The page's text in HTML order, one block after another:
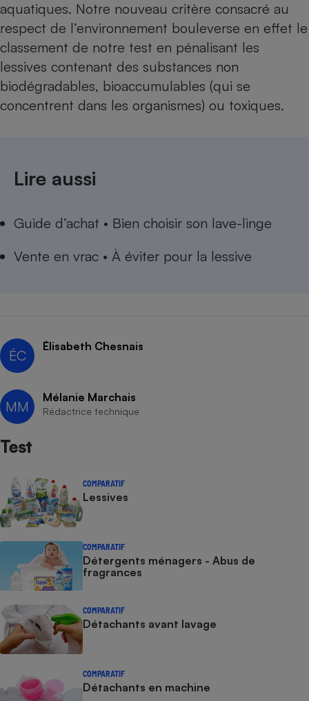
aquatiques. Notre nouveau critère consacré au
respect de l’environnement bouleverse en effet le
classement de notre test en pénalisant les
lessives contenant des substances non
biodégradables, bioaccumulables (qui se
concentrent dans les organismes) ou toxiques.
Lire aussi
Guide d’achat • Bien choisir son lave-linge
Vente en vrac • À éviter pour la lessive
ÉC
Élisabeth Chesnais
MM
Mélanie Marchais
Rédactrice technique
Test
COMPARATIF
Lessives
COMPARATIF
Détergents ménagers - Abus de
fragrances
COMPARATIF
Détachants avant lavage
COMPARATIF
Détachants en machine